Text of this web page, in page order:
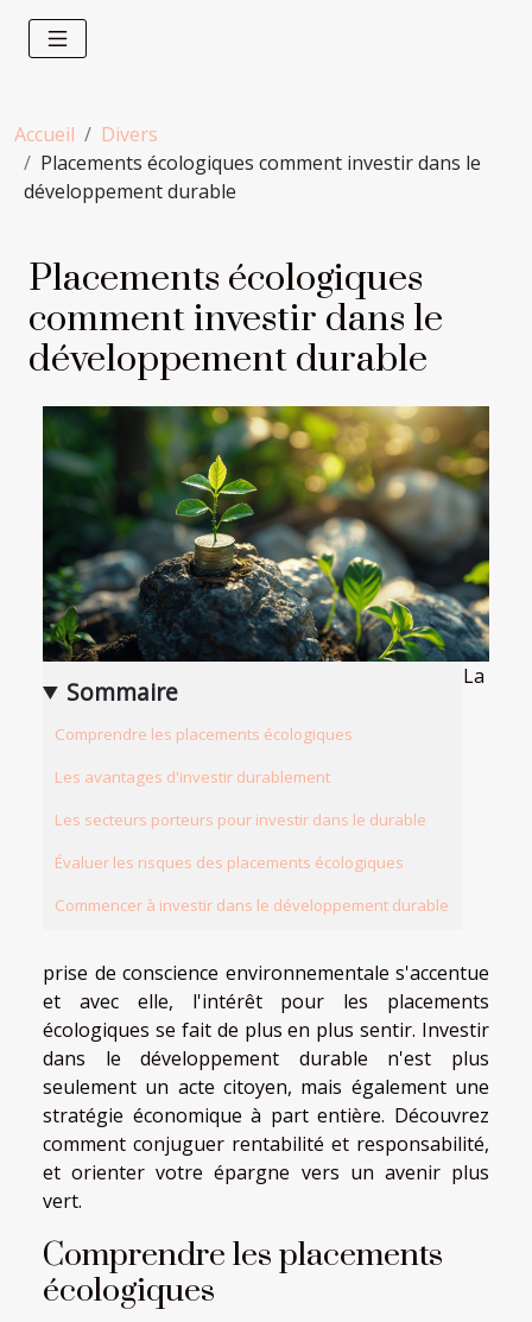
Accueil
Divers
Placements écologiques comment investir dans le
développement durable
Placements écologiques
comment investir dans le
développement durable
Sommaire
Comprendre les placements écologiques
Les avantages d'investir durablement
Les secteurs porteurs pour investir dans le durable
Évaluer les risques des placements écologiques
Commencer à investir dans le développement durable
La
prise de conscience environnementale s'accentue
et avec elle, l'intérêt pour les placements
écologiques se fait de plus en plus sentir. Investir
dans le développement durable n'est plus
seulement un acte citoyen, mais également une
stratégie économique à part entière. Découvrez
comment conjuguer rentabilité et responsabilité,
et orienter votre épargne vers un avenir plus
vert.
Comprendre les placements
écologiques